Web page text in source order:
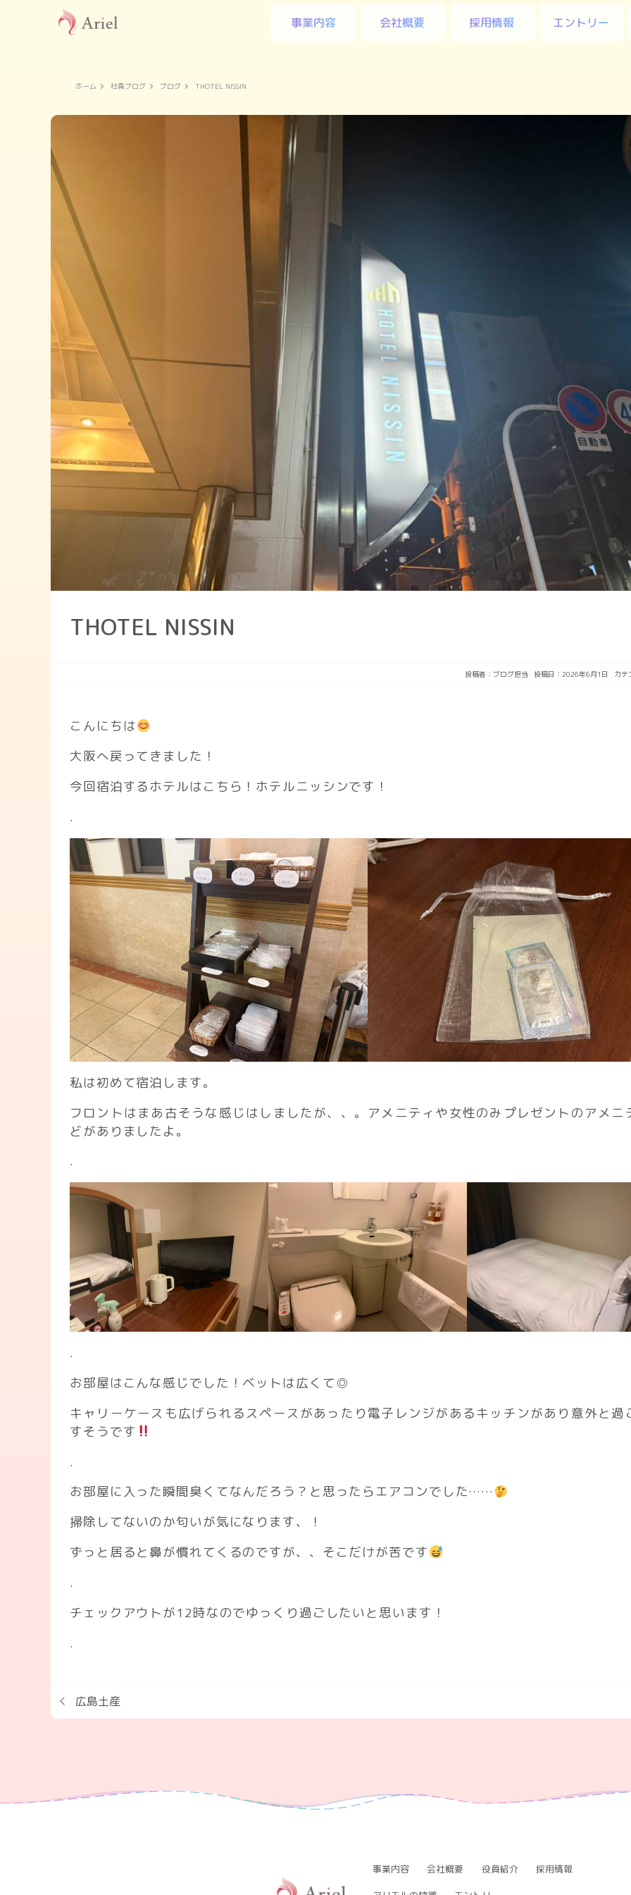
事業内容 会社概要 採用情報 エントリー
ホーム 社員ブログ ブログ THOTEL NISSIN
THOTEL NISSIN
投稿者： ブログ担当 投稿日：2026年6月1日 カテ
こんにちは
大阪へ戻ってきました！
今回宿泊するホテルはこちら！ホテルニッシンです！
.
私は初めて宿泊します。
フロントはまあ古そうな感じはしましたが、、。アメニティや女性のみプレゼントのアメニ
どがありましたよ。
.
.
お部屋はこんな感じでした！ベットは広くて◎
キャリーケースも広げられるスペースがあったり電子レンジがあるキッチンがあり意外と過
すそうです
.
お部屋に入った瞬間臭くてなんだろう？と思ったらエアコンでした……
掃除してないのか匂いが気になります、！
ずっと居ると鼻が慣れてくるのですが、、そこだけが苦です
.
チェックアウトが12時なのでゆっくり過ごしたいと思います！
.
広島土産
事業内容 会社概要 役員紹介 採用情報